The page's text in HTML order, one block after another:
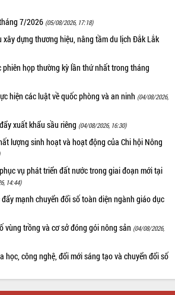
7/2026 (05/08/2026, 17:18)
xây dựng thương hiệu, nâng tầm du lịch Đắk Lắk
họp thường kỳ lần thứ nhất trong tháng
hiện các luật về quốc phòng và an ninh (04/08/2026,
xuất khẩu sầu riêng (04/08/2026, 16:30)
lượng sinh hoạt và hoạt động của Chi hội Nông
vụ phát triển đất nước trong giai đoạn mới tại
14:44)
mạnh chuyển đổi số toàn diện ngành giáo dục
vùng trồng và cơ sở đóng gói nông sản (04/08/2026,
học, công nghệ, đổi mới sáng tạo và chuyển đổi số